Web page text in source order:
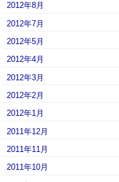
2012年8月
2012年7月
2012年5月
2012年4月
2012年3月
2012年2月
2012年1月
2011年12月
2011年11月
2011年10月